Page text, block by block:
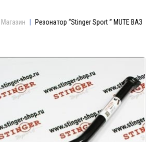
Магазин
Резонатор “Stinger Sport ” MUTE ВАЗ